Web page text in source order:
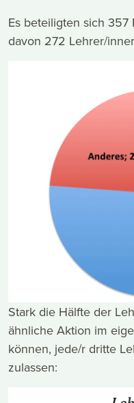
Es beteiligten sich
davon 272 Lehrer/
Stark die Hälfte der
ähnliche Aktion im
können, jede/r dritte
zulassen: